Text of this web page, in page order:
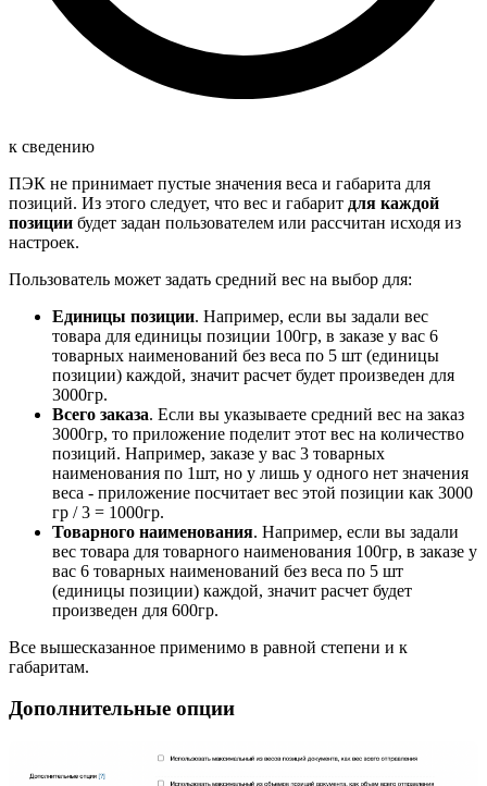
к сведению
ПЭК не принимает пустые значения веса и габарита для
позиций. Из этого следует, что вес и габарит для каждой
позиции будет задан пользователем или рассчитан исходя из
настроек.
Пользователь может задать средний вес на выбор для:
Единицы позиции. Например, если вы задали вес
товара для единицы позиции 100гр, в заказе у вас 6
товарных наименований без веса по 5 шт (единицы
позиции) каждой, значит расчет будет произведен для
3000гр.
Всего заказа. Если вы указываете средний вес на заказ
3000гр, то приложение поделит этот вес на количество
позиций. Например, заказе у вас 3 товарных
наименования по 1шт, но у лишь у одного нет значения
веса - приложение посчитает вес этой позиции как 3000
гр / 3 = 1000гр.
Товарного наименования. Например, если вы задали
вес товара для товарного наименования 100гр, в заказе у
вас 6 товарных наименований без веса по 5 шт
(единицы позиции) каждой, значит расчет будет
произведен для 600гр.
Все вышесказанное применимо в равной степени и к
габаритам.
Дополнительные опции